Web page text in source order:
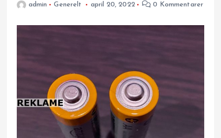
admin Generelt april 20, 2022 0 Kommentarer